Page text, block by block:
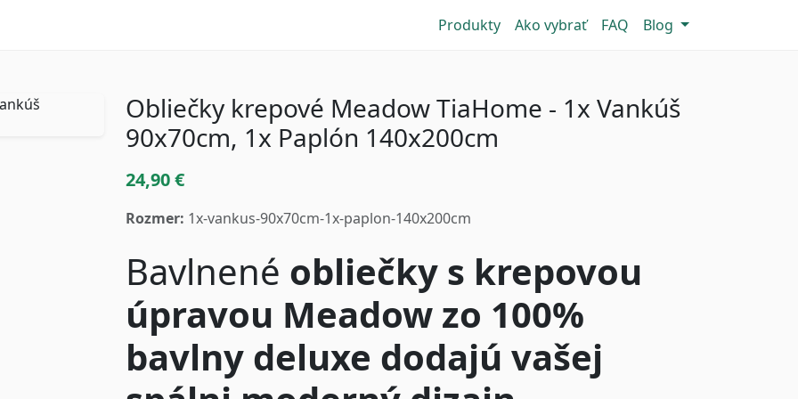
Produkty Ako vybrať FAQ Blog
Obliečky krepové Meadow TiaHome - 1x Vankúš
90x70cm, 1x Paplón 140x200cm
24,90 €
Rozmer: 1x-vankus-90x70cm-1x-paplon-140x200cm
Bavlnené obliečky s krepovou
úpravou Meadow zo 100%
bavlny deluxe dodajú vašej